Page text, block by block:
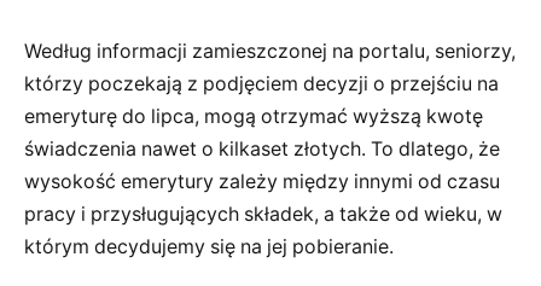
Według informacji zamieszczonej na portalu, seniorzy,
którzy poczekają z podjęciem decyzji o przejściu na
emeryturę do lipca, mogą otrzymać wyższą kwotę
świadczenia nawet o kilkaset złotych. To dlatego, że
wysokość emerytury zależy między innymi od czasu
pracy i przysługujących składek, a także od wieku, w
którym decydujemy się na jej pobieranie.